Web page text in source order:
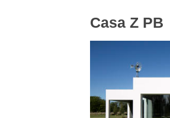
Casa Z PB